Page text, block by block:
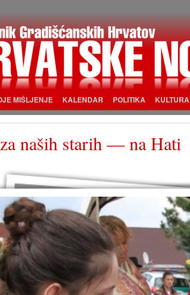
MIŠLJENJE KALENDAR POLITIKA KULTURA
naših starih — na Hati